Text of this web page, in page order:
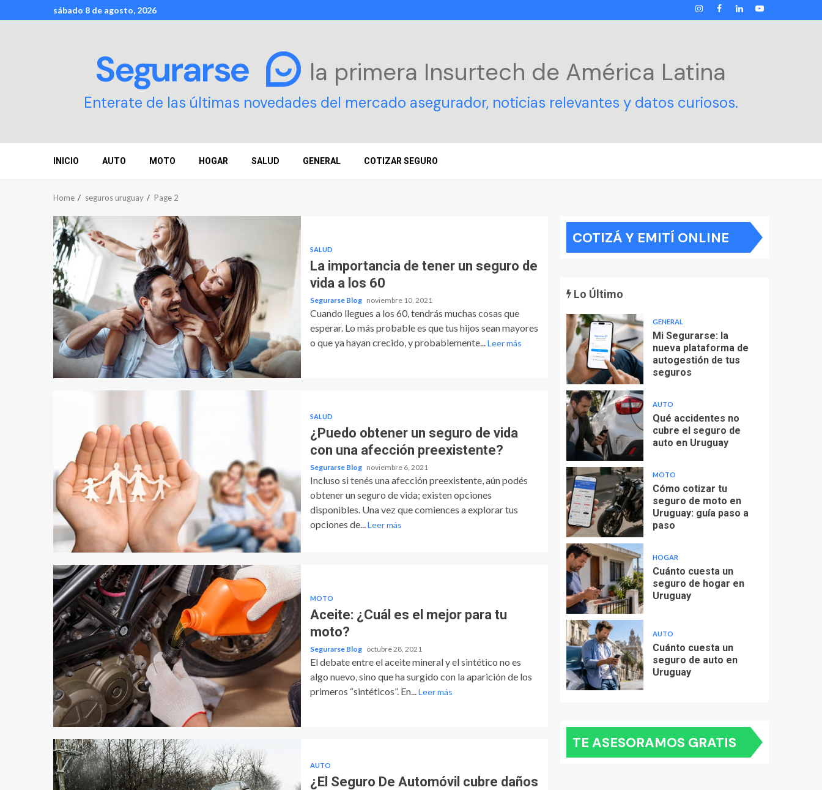
to
sábado 8 de agosto, 2026 INSTAGRAM
FACEBOOK
LINKEDIN
YOUTUBE
la primera Insurtech de América Latina
Enterate de las últimas novedades del mercado asegurador, noticias relevantes y datos curiosos.
INICIO AUTO MOTO HOGAR SALUD GENERAL COTIZAR SEGURO
Home seguros uruguay Page 2
SALUD
La importancia de tener un seguro de
vida a los 60
Segurarse Blog noviembre 10, 2021
Cuando llegues a los 60, tendrás muchas cosas que
esperar. Lo más probable es que tus hijos sean mayores
o que ya hayan crecido, y probablemente... Leer más
SALUD
¿Puedo obtener un seguro de vida
con una afección preexistente?
Segurarse Blog noviembre 6, 2021
Incluso si tenés una afección preexistente, aún podés
obtener un seguro de vida; existen opciones
disponibles. Una vez que comiences a explorar tus
opciones de... Leer más
MOTO
Aceite: ¿Cuál es el mejor para tu
moto?
Segurarse Blog octubre 28, 2021
El debate entre el aceite mineral y el sintético no es
algo nuevo, sino que ha surgido con la aparición de los
primeros “sintéticos”. En... Leer más
AUTO
¿El Seguro De Automóvil cubre daños
COTIZÁ Y EMITÍ ONLINE
Lo Último
GENERAL
Mi Segurarse: la
nueva plataforma de
autogestión de tus
seguros
AUTO
Qué accidentes no
cubre el seguro de
auto en Uruguay
MOTO
Cómo cotizar tu
seguro de moto en
Uruguay: guía paso a
paso
HOGAR
Cuánto cuesta un
seguro de hogar en
Uruguay
AUTO
Cuánto cuesta un
seguro de auto en
Uruguay
TE ASESORAMOS GRATIS